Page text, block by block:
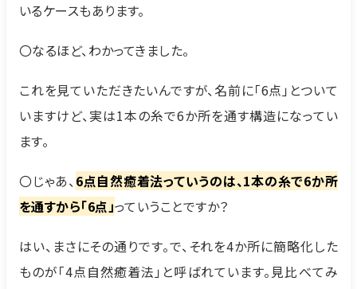
いるケースもあります。
〇なるほど、わかってきました。
これを見ていただきたいんですが、名前に「6点」とついて
いますけど、実は1本の糸で6か所を通す構造になってい
ます。
〇じゃあ、6点自然癒着法っていうのは、1本の糸で6か所
を通すから「6点」っていうことですか？
はい、まさにその通りです。で、それを4か所に簡略化した
ものが「4点自然癒着法」と呼ばれています。見比べてみ